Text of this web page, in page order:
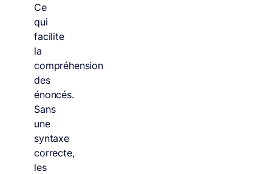
Ce
qui
facilite
la
compréhension
des
énoncés.
Sans
une
syntaxe
correcte,
les